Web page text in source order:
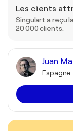
Les clients
Singulart a reçu
20 000 clients.
Juan
Espagne